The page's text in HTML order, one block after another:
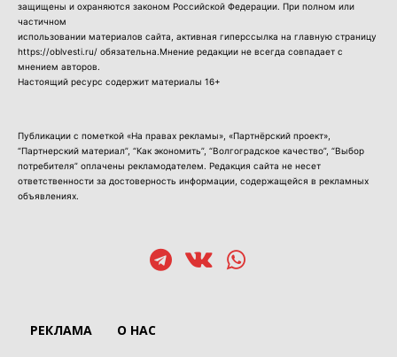
защищены и охраняются законом Российской Федерации. При полном или
частичном
использовании материалов сайта, активная гиперссылка на главную страницу
https://oblvesti.ru/ обязательна.Мнение редакции не всегда совпадает с
мнением авторов.
Настоящий ресурс содержит материалы 16+
Публикации с пометкой «На правах рекламы», «Партнёрский проект»,
“Партнерский материал”, “Как экономить”, “Волгоградское качество”, “Выбор
потребителя” оплачены рекламодателем. Редакция сайта не несет
ответственности за достоверность информации, содержащейся в рекламных
объявлениях.
РЕКЛАМА О НАС